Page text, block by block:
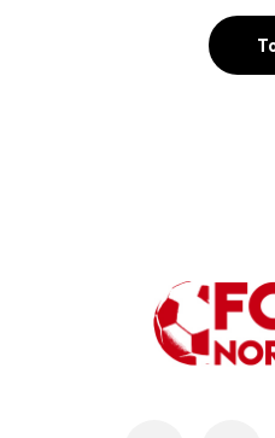
RÉGIONAL 1
Au Bayeux FC, Eric Fouda